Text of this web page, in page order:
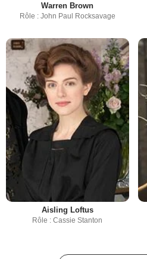
Warren Brown
Rôle : John Paul Rocksavage
Aisling Loftus
Rôle : Cassie Stanton